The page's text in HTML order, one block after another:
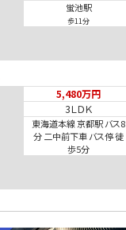
蛍池駅
歩11分
5,480万円
3ＬＤＫ
東海道本線 京都駅 バス8
分 二中前下車 バス停 徒
歩5分